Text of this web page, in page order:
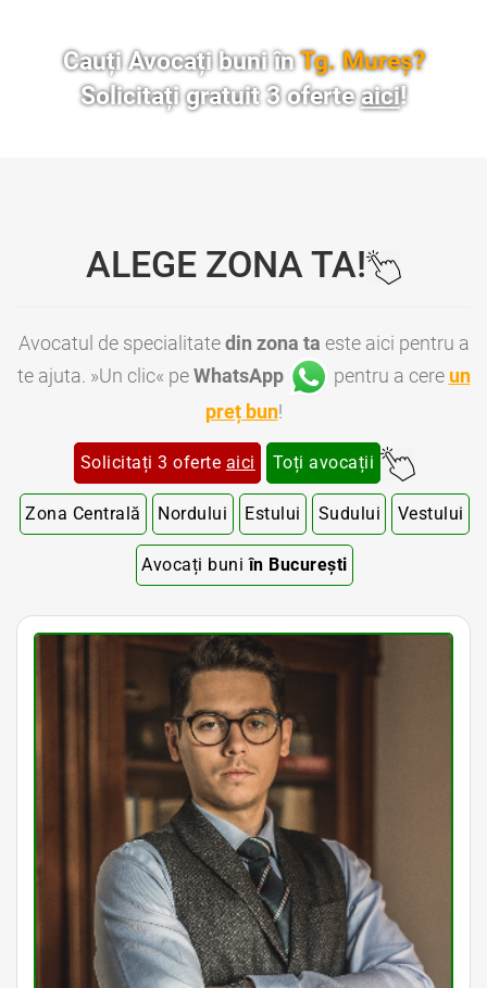
Cauți Avocați buni înTg. Mureș?
Solicitați gratuit 3 oferteaici!
ALEGE ZONA TA!
Avocatul de specialitatedin zona ta este aici pentru a
te ajuta. »Un clic« peWhatsApp pentru a cere un
preț bun!
Solicitați 3 oferte aici Toți avocații
Zona Centrală Nordului Estului Sudului Vestului
Avocați buniîn București